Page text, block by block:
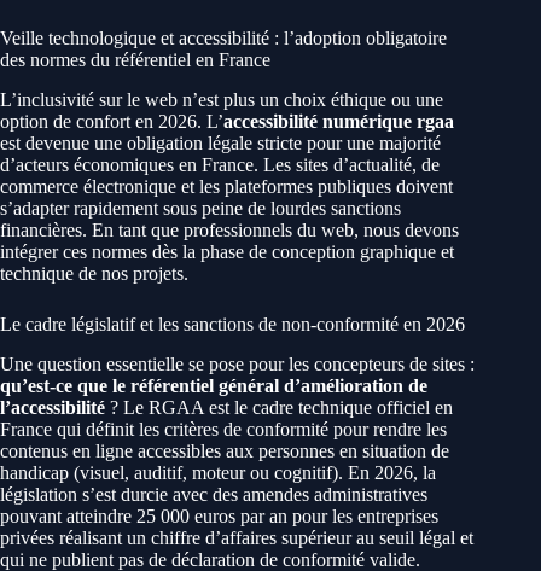
Veille technologique et accessibilité : l’adoption obligatoire
des normes du référentiel en France
L’inclusivité sur le web n’est plus un choix éthique ou une
option de confort en 2026. L’accessibilité numérique rgaa
est devenue une obligation légale stricte pour une majorité
d’acteurs économiques en France. Les sites d’actualité, de
commerce électronique et les plateformes publiques doivent
s’adapter rapidement sous peine de lourdes sanctions
financières. En tant que professionnels du web, nous devons
intégrer ces normes dès la phase de conception graphique et
technique de nos projets.
Le cadre législatif et les sanctions de non-conformité en 2026
Une question essentielle se pose pour les concepteurs de sites :
qu’est-ce que le référentiel général d’amélioration de
l’accessibilité ? Le RGAA est le cadre technique officiel en
France qui définit les critères de conformité pour rendre les
contenus en ligne accessibles aux personnes en situation de
handicap (visuel, auditif, moteur ou cognitif). En 2026, la
législation s’est durcie avec des amendes administratives
pouvant atteindre 25 000 euros par an pour les entreprises
privées réalisant un chiffre d’affaires supérieur au seuil légal et
qui ne publient pas de déclaration de conformité valide.